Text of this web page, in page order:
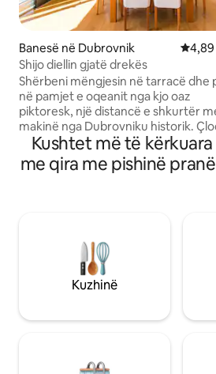
Banesë në Dubrovnik
4,89
Shijo diellin gjatë drekës
Shërbeni mëngjesin në tarracë dhe
në pamjet e oqeanit nga kjo oaz
piktoresk, një distancë e shkurtër
makinë nga Dubrovniku historik.
në divan pranë murit karakteristik
freskohu pas një dite në diell me një
zhytje në pishinë në mbrëmje. Pasi të
Dubrovnik Elplace} ite dhe Qytetit të
Vjetër. Noto në plazhe me rërë, shpella,
zhytu në një det të pastër dhe dreko
restorante të mira peshku. Në fund
vjetër të Dubrovnikut nga deti dhe
vogël në Montovjerna, me pamje
Kushtet më të
me qira me pishinë
Kuzhinë